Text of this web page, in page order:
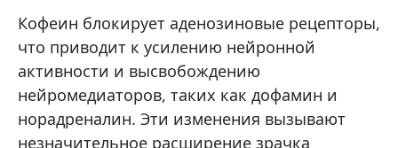
Кофеин блокирует аденозиновые рецепторы,
что приводит к усилению нейронной
активности и высвобождению
нейромедиаторов, таких как дофамин и
норадреналин. Эти изменения вызывают
незначительное расширение зрачка